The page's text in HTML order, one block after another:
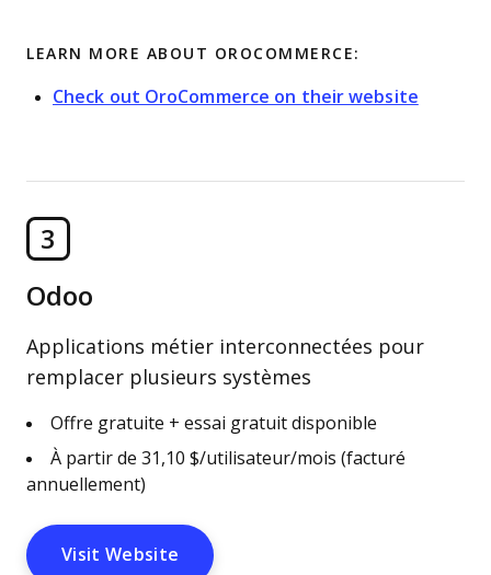
LEARN MORE ABOUT OROCOMMERCE:
Check out OroCommerce on their website
3
Odoo
Applications métier interconnectées pour
remplacer plusieurs systèmes
Offre gratuite + essai gratuit disponible
À partir de 31,10 $/utilisateur/mois (facturé
annuellement)
Visit Website